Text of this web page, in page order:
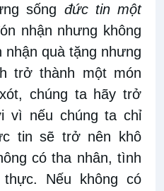
sống đức tin một
nhận nhưng không
quà tặng nhưng
trở thành một món
chúng ta hãy trở
vì nếu chúng ta chỉ
tin sẽ trở nên khô
có tha nhân, tình
Nếu không có